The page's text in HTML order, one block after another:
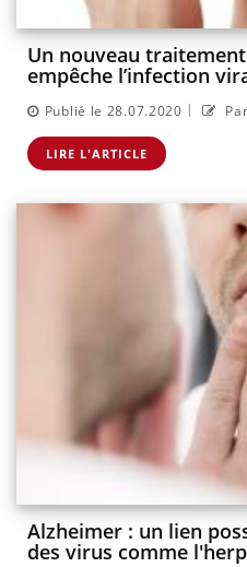
Un nouveau
empêche l’infection
Publié le 28.07.2020 |
LIRE L'ARTICLE
Alzheimer : un lien
des virus comme